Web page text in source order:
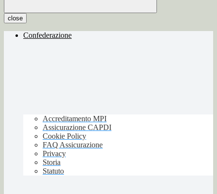
close
Confederazione
Accreditamento MPI
Assicurazione CAPDI
Cookie Policy
FAQ Assicurazione
Privacy
Storia
Statuto